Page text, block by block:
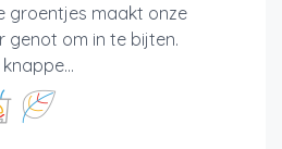
groentjes maakt onze
genot om in te bijten.